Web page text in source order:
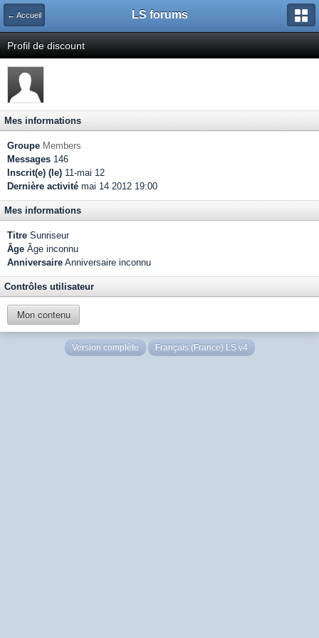
← Accueil LS forums
Profil de discount
Mes informations
Groupe Members
Messages 146
Inscrit(e) (le) 11-mai 12
Dernière activité mai 14 2012 19:00
Mes informations
Titre Sunriseur
Âge Âge inconnu
Anniversaire Anniversaire inconnu
Contrôles utilisateur
Mon contenu
Version complète Français (France) LS v4